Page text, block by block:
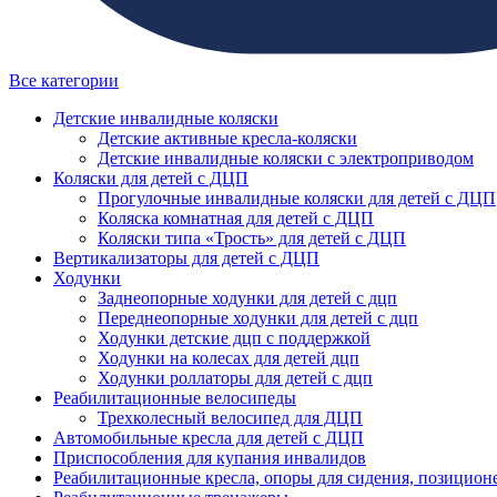
Все категории
Детские инвалидные коляски
Детские активные кресла-коляски
Детские инвалидные коляски с электроприводом
Коляски для детей с ДЦП
Прогулочные инвалидные коляски для детей с ДЦП
Коляска комнатная для детей с ДЦП
Коляски типа «Трость» для детей с ДЦП
Вертикализаторы для детей с ДЦП
Ходунки
Заднеопорные ходунки для детей с дцп
Переднеопорные ходунки для детей с дцп
Ходунки детские дцп с поддержкой
Ходунки на колесах для детей дцп
Ходунки роллаторы для детей с дцп
Реабилитационные велосипеды
Трехколесный велосипед для ДЦП
Автомобильные кресла для детей с ДЦП
Приспособления для купания инвалидов
Реабилитационные кресла, опоры для сидения,